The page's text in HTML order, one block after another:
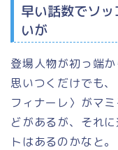
早い話数でソ
いが
登場人物が初っ端
思いつくだけでも
フィナーレ〉がマ
どがあるが、それ
トはあるのかなと。